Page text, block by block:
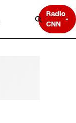
Radio
CNN